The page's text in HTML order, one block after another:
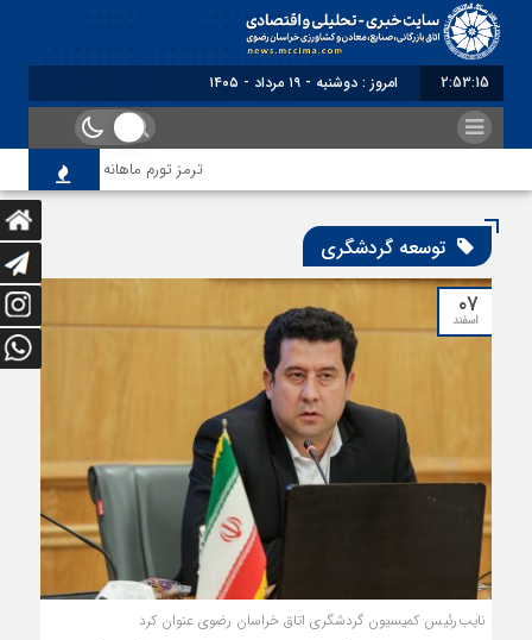
2:53:16 امروز : دوشنبه - ۱۹ مرداد - ۱۴۰۵
ترمز تورم ماهانه خراسان رضوی
توسعه گردشگری
۰۷
اسفند
نایب رئیس کمیسیون گردشگری اتاق خراسان رضوی عنوان کرد